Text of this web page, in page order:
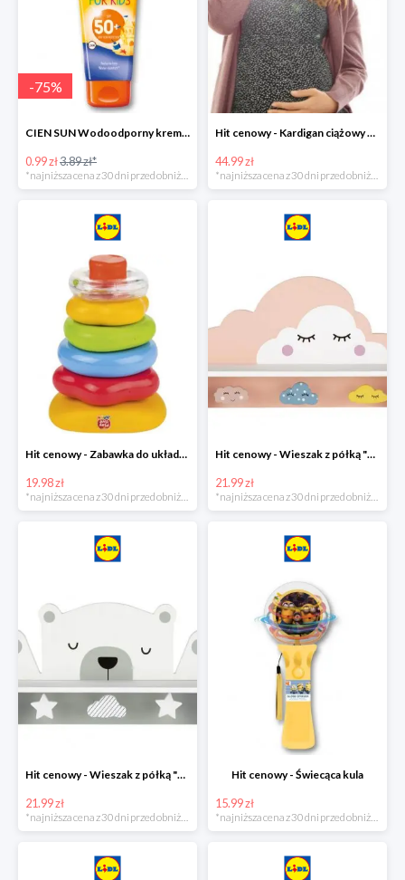
-75%
CIEN SUN Wodoodporny krem do opalania dla dzieci SPF 50 -39%
0.99 zł3.89 zł*
*najniższa cena z 30 dni przed obniżką
Hit cenowy - Kardigan ciążowy z biobawełny
44.99 zł
*najniższa cena z 30 dni przed obniżką
Hit cenowy - Zabawka do układania
19.98 zł
Hit cenowy - Wieszak z półką "Chmurka"
21.99 zł
Hit cenowy - Wieszak z półką "Miś"
21.99 zł
*najniższa cena z 30 dni przed obniżką
Hit cenowy - Świecąca kula
15.99 zł
*najniższa cena z 30 dni przed obniżką